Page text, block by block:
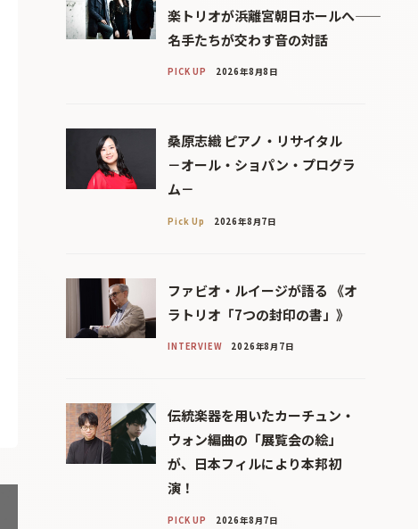
楽トリオが浜離宮朝日ホールへ――
名手たちが交わす音の対話
PICK UP 2026年8月8日
桑原志織 ピアノ・リサイタル
－オール・ショパン・プログラ
ム－
Pick Up 2026年8月7日
ファビオ・ルイージが語る 《オ
ラトリオ「7つの封印の書」》
INTERVIEW 2026年8月7日
伝統楽器を用いたカーチュン・
ウォン編曲の「展覧会の絵」
が、日本フィルにより本邦初
演！
PICK UP 2026年8月7日